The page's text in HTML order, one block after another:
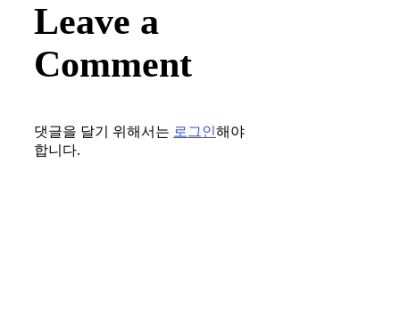
Leave a
Comment
댓글을 달기 위해서는 로그인해야
합니다.